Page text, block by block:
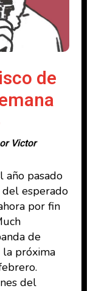
de
Victor
año pasado
esperado
por fin
de
la próxima
del